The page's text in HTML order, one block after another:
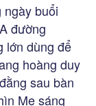
ngày buổi
đường
lớn dùng để
hoàng duy
sau bàn
Mẹ sáng